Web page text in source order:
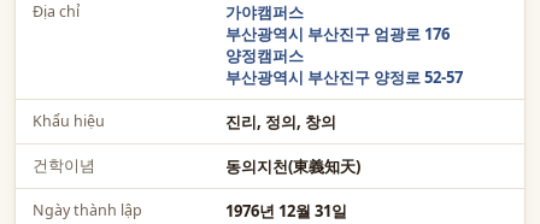
Địa chỉ
가야캠퍼스
부산광역시 부산진구 엄광로 176
양정캠퍼스
부산광역시 부산진구 양정로 52-57
Khẩu hiệu 진리, 정의, 창의
건학이념 동의지천(東義知天)
Ngày thành lập 1976년 12월 31일